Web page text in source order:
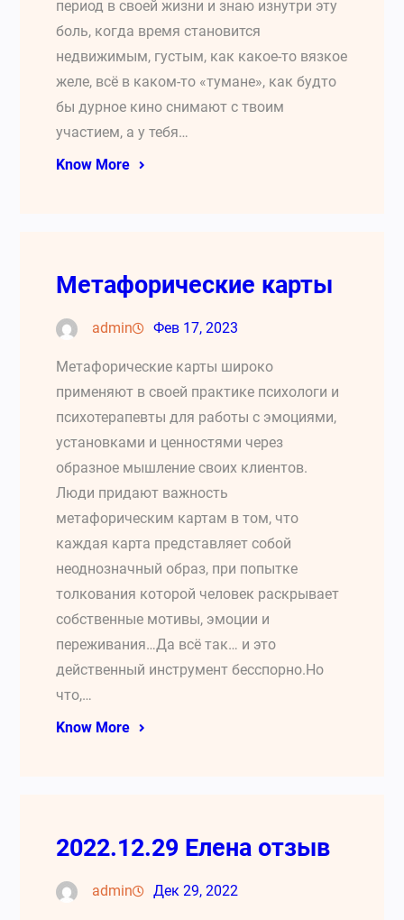
период в своей жизни и знаю изнутри эту
боль, когда время становится
недвижимым, густым, как какое-то вязкое
желе, всё в каком-то «тумане», как будто
бы дурное кино снимают с твоим
участием, а у тебя…
Know More
Метафорические карты
admin Фев 17, 2023
Метафорические карты широко
применяют в своей практике психологи и
психотерапевты для работы с эмоциями,
установками и ценностями через
образное мышление своих клиентов.
Люди придают важность
метафорическим картам в том, что
каждая карта представляет собой
неоднозначный образ, при попытке
толкования которой человек раскрывает
собственные мотивы, эмоции и
переживания…Да всё так… и это
действенный инструмент бесспорно.Но
что,…
Know More
2022.12.29 Елена отзыв
admin Дек 29, 2022